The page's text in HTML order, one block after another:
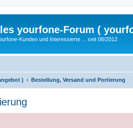
yourfone-Forum (
Kunden und Interessierte ... seit 08/2012
) Bestellung, Versand und Portierung